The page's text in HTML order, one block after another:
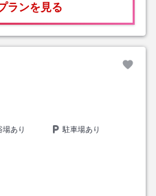
ランを見る
場あり
駐車場あり